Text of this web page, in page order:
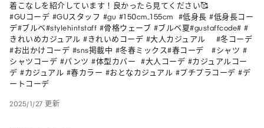
着こなしを紹介しています！良かったら見てください🥰
#GUコーデ #GUスタッフ #gu #150cm_155cm  #低身長 #低身長コー
デ#ブルベ#stylehintstaff #骨格ウェーブ #ブルベ夏#gustaffcode# #
きれいめカジュアル #きれいめコーデ #大人カジュアル    #冬コーデ
#お出かけコーデ #sns掲載中 #冬春ミックス#春コーデ　#シャツ #
シャツコーデ #パンツ #体型カバー  #大人コーデ #カジュアルコー
デ #カジュアル #春カラー #おとなカジュアル #プチプラコーデ #デ
ートコーデ
2025/1/27 更新